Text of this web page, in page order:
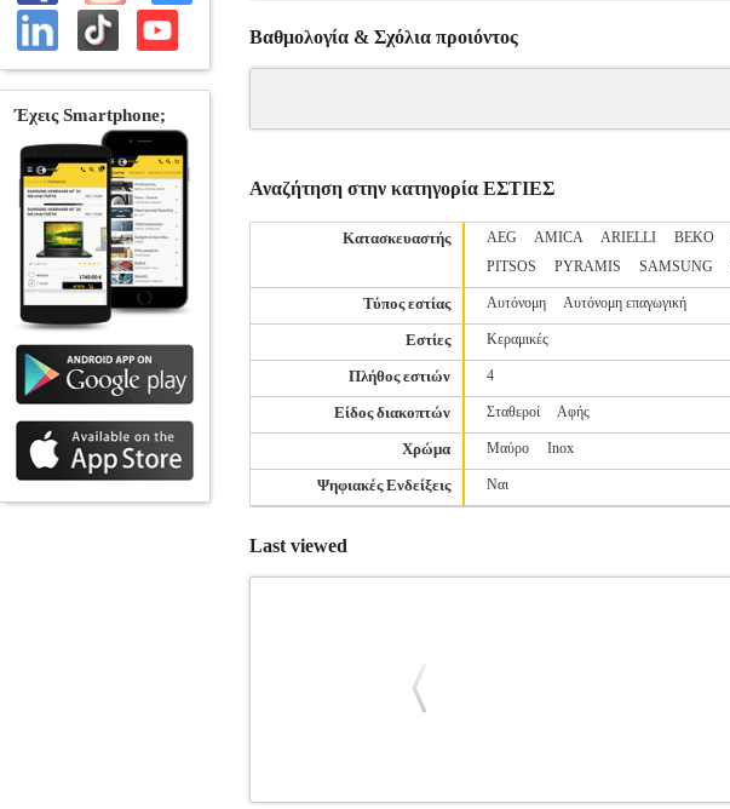
Βαθμολογία & Σχόλια προιόντος
Αναζήτηση στην κατηγορία ΕΣΤΙΕΣ
Κατασκευαστής AEG AMICA ARIELLI BEKO
PITSOS
PYRAMIS SAMSUNG
Τύπος εστίας Αυτόνομη Αυτόνομη επαγωγική
Εστίες Κεραμικές
Πλήθος εστιών 4
Είδος διακοπτών Σταθεροί Αφής
Χρώμα Μαύρο Inox
Ψηφιακές Ενδείξεις Ναι
Last viewed